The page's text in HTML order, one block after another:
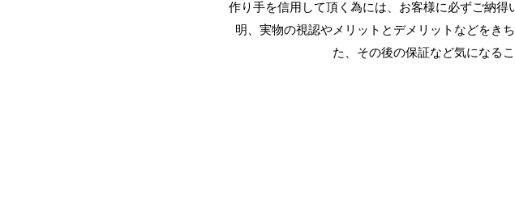
作り手を信用して頂く為には、お客様に必ずご納
明、実物の視認やメリットとデメリットなどをき
た、その後の保証など気になる